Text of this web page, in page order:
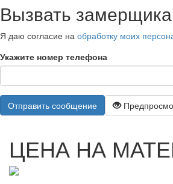
Вызвать замерщика
Я даю согласие на обработку моих
Укажите номер телефона
Отправить сообщение
ЦЕНА НА